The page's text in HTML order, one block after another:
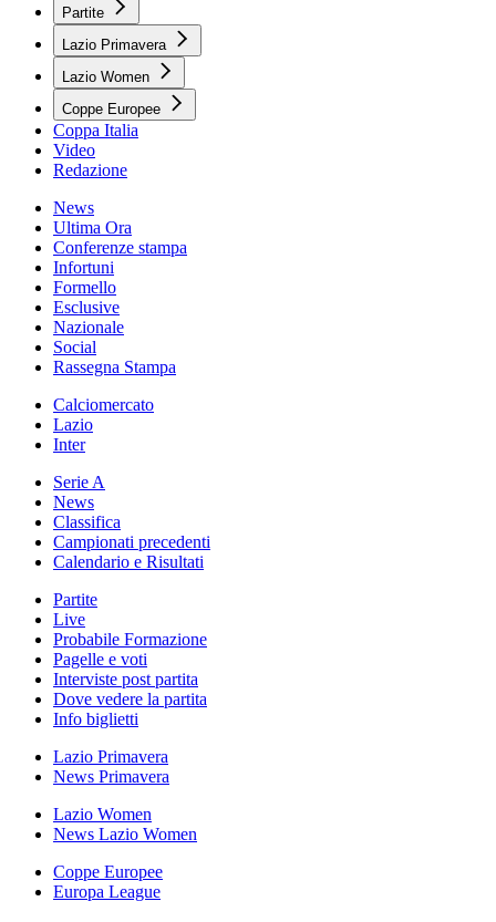
Partite
Lazio Primavera
Lazio Women
Coppe Europee
Coppa Italia
Video
Redazione
News
Ultima Ora
Conferenze stampa
Infortuni
Formello
Esclusive
Nazionale
Social
Rassegna Stampa
Calciomercato
Lazio
Inter
Serie A
News
Classifica
Campionati precedenti
Calendario e Risultati
Partite
Live
Probabile Formazione
Pagelle e voti
Interviste post partita
Dove vedere la partita
Info biglietti
Lazio Primavera
News Primavera
Lazio Women
News Lazio Women
Coppe Europee
Europa League